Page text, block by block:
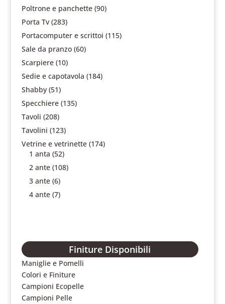
Poltrone e panchette (90)
Porta Tv (283)
Portacomputer e scrittoi (115)
Sale da pranzo (60)
Scarpiere (10)
Sedie e capotavola (184)
Shabby (51)
Specchiere (135)
Tavoli (208)
Tavolini (123)
Vetrine e vetrinette (174)
1 anta (52)
2 ante (108)
3 ante (6)
4 ante (7)
Finiture Disponibili
Maniglie e Pomelli
Colori e Finiture
Campioni Ecopelle
Campioni Pelle